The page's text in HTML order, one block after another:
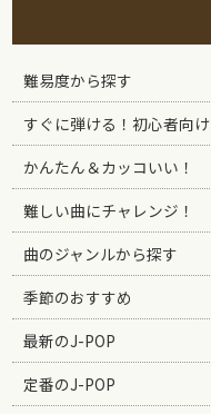
難易度から探す
すぐに弾ける！初心者向け
かんたん＆カッコいい！
難しい曲にチャレンジ！
曲のジャンルから探す
季節のおすすめ
最新のJ-POP
定番のJ-POP